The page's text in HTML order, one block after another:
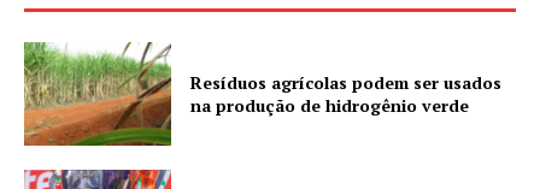
Resíduos agrícolas podem ser usados
na produção de hidrogênio verde